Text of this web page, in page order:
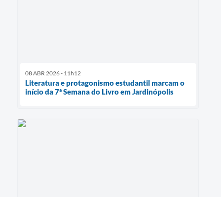
08 ABR 2026 - 11h12
Literatura e protagonismo estudantil marcam o
início da 7ª Semana do Livro em Jardinópolis